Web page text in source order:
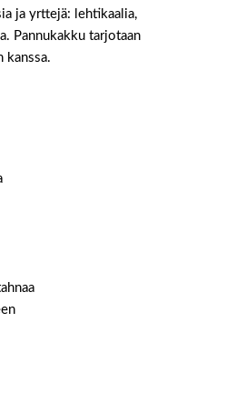
ja yrttejä: lehtikaalia,
Pannukakku tarjotaan
kanssa.